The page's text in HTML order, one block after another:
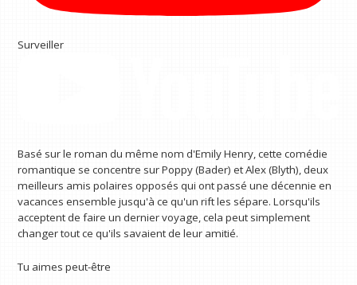
Surveiller
Basé sur le roman du même nom d'Emily Henry, cette comédie
romantique se concentre sur Poppy (Bader) et Alex (Blyth), deux
meilleurs amis polaires opposés qui ont passé une décennie en
vacances ensemble jusqu'à ce qu'un rift les sépare. Lorsqu'ils
acceptent de faire un dernier voyage, cela peut simplement
changer tout ce qu'ils savaient de leur amitié.
Tu aimes peut-être